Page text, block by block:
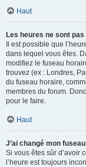
Haut
Les heures ne sont
Il est possible que
dans lequel vous êtes.
modifiez le fuseau
trouvez (ex : Londres,
du fuseau horaire,
membres du forum.
pour le faire.
Haut
J’ai changé mon
Si vous êtes sûr d’avoir
l’heure est toujours